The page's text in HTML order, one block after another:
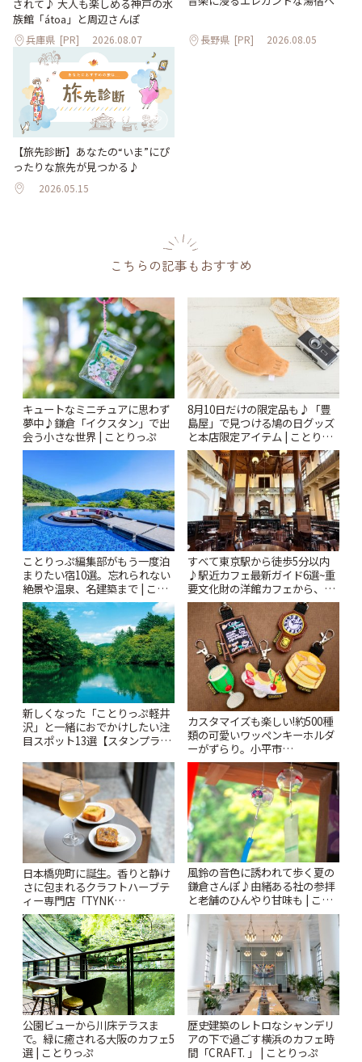
されて♪ 大人も楽しめる神戸の水
族館「átoa」と周辺さんぽ
兵庫県 [PR] 2026.08.07 長野県 [PR] 2026.08.05
【旅先診断】あなたの“いま”にぴ
ったりな旅先が見つかる♪
2026.05.15
こちらの記事もおすすめ
キュートなミニチュアに思わず
夢中♪鎌倉「イクスタン」で出
会う小さな世界 | ことりっぷ
8月10日だけの限定品も♪「豊
島屋」で見つける鳩の日グッズ
と本店限定アイテム | ことりっ
ぷ
ことりっぷ編集部がもう一度泊
まりたい宿10選。忘れられない
絶景や温泉、名建築まで | こと
りっぷ
すべて東京駅から徒歩5分以内
♪駅近カフェ最新ガイド6選~重
要文化財の洋館カフェから、改
札すぐのレトロ喫茶まで~ | こと
りっぷ
新しくなった「ことりっぷ軽井
沢」と一緒におでかけしたい注
目スポット13選【スタンプラリ
カスタマイズも楽しい!約500種
類の可愛いワッペンキーホルダ
ーがずらり。小平市
「Kimamaya T&K」 | ことりっ
ぷ
日本橋兜町に誕生。香りと静け
さに包まれるクラフトハーブテ
ィー専門店「TYNK
Kabutocho」 | ことりっぷ
風鈴の音色に誘われて歩く夏の
鎌倉さんぽ♪由緒ある社の参拝
と老舗のひんやり甘味も | こと
りっぷ
公園ビューから川床テラスま
で。緑に癒される大阪のカフェ5
選 | ことりっぷ
歴史建築のレトロなシャンデリ
アの下で過ごす横浜のカフェ時
間「CRAFT. 」 | ことりっぷ